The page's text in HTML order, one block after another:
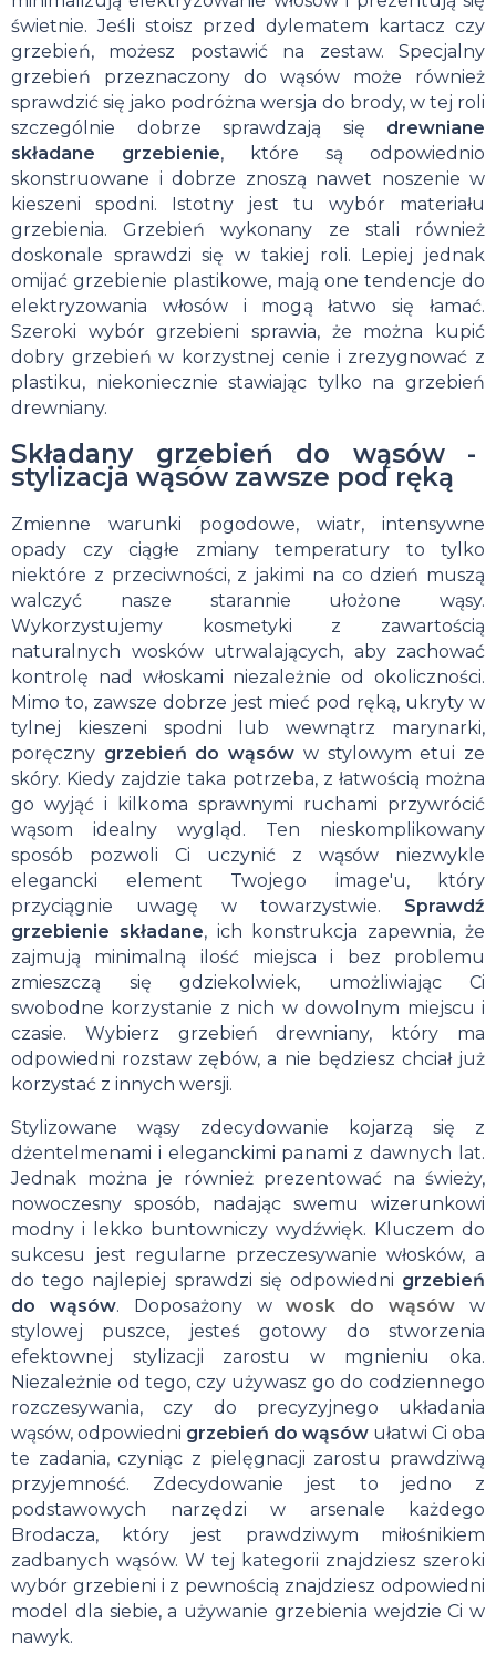
świetnie. Jeśli stoisz przed dylematem kartacz czy
grzebień, możesz postawić na zestaw. Specjalny
grzebień przeznaczony do wąsów może również
sprawdzić się jako podróżna wersja do brody, w tej roli
szczególnie dobrze sprawdzają się drewniane
składane grzebienie, które są odpowiednio
skonstruowane i dobrze znoszą nawet noszenie w
kieszeni spodni. Istotny jest tu wybór materiału
grzebienia. Grzebień wykonany ze stali również
doskonale sprawdzi się w takiej roli. Lepiej jednak
omijać grzebienie plastikowe, mają one tendencje do
elektryzowania włosów i mogą łatwo się łamać.
Szeroki wybór grzebieni sprawia, że można kupić
dobry grzebień w korzystnej cenie i zrezygnować z
plastiku, niekoniecznie stawiając tylko na grzebień
drewniany.
Składany grzebień do wąsów -
stylizacja wąsów zawsze pod ręką
Zmienne warunki pogodowe, wiatr, intensywne
opady czy ciągłe zmiany temperatury to tylko
niektóre z przeciwności, z jakimi na co dzień muszą
walczyć nasze starannie ułożone wąsy.
Wykorzystujemy kosmetyki z zawartością
naturalnych wosków utrwalających, aby zachować
kontrolę nad włoskami niezależnie od okoliczności.
Mimo to, zawsze dobrze jest mieć pod ręką, ukryty w
tylnej kieszeni spodni lub wewnątrz marynarki,
poręczny grzebień do wąsów w stylowym etui ze
skóry. Kiedy zajdzie taka potrzeba, z łatwością można
go wyjąć i kilkoma sprawnymi ruchami przywrócić
wąsom idealny wygląd. Ten nieskomplikowany
sposób pozwoli Ci uczynić z wąsów niezwykle
elegancki element Twojego image'u, który
przyciągnie uwagę w towarzystwie. Sprawdź
grzebienie składane, ich konstrukcja zapewnia, że
zajmują minimalną ilość miejsca i bez problemu
zmieszczą się gdziekolwiek, umożliwiając Ci
swobodne korzystanie z nich w dowolnym miejscu i
czasie. Wybierz grzebień drewniany, który ma
odpowiedni rozstaw zębów, a nie będziesz chciał już
korzystać z innych wersji.
Stylizowane wąsy zdecydowanie kojarzą się z
dżentelmenami i eleganckimi panami z dawnych lat.
Jednak można je również prezentować na świeży,
nowoczesny sposób, nadając swemu wizerunkowi
modny i lekko buntowniczy wydźwięk. Kluczem do
sukcesu jest regularne przeczesywanie włosków, a
do tego najlepiej sprawdzi się odpowiedni grzebień
do wąsów. Doposażony wwosk do wąsów w
stylowej puszce, jesteś gotowy do stworzenia
efektownej stylizacji zarostu w mgnieniu oka.
Niezależnie od tego, czy używasz go do codziennego
rozczesywania, czy do precyzyjnego układania
wąsów, odpowiedni grzebień do wąsów ułatwi Ci oba
te zadania, czyniąc z pielęgnacji zarostu prawdziwą
przyjemność. Zdecydowanie jest to jedno z
podstawowych narzędzi w arsenale każdego
Brodacza, który jest prawdziwym miłośnikiem
zadbanych wąsów. W tej kategorii znajdziesz szeroki
wybór grzebieni i z pewnością znajdziesz odpowiedni
model dla siebie, a używanie grzebienia wejdzie Ci w
nawyk.